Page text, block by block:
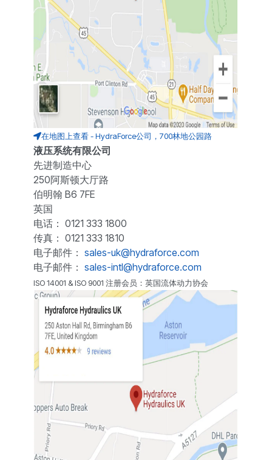
在地图上查看 - HydraForce公司，700林地公园路
液压系统有限公司
先进制造中心
250阿斯顿大厅路
伯明翰 B6 7FE
英国
电话： 0121 333 1800
传真： 0121 333 1810
电子邮件： sales-uk@hydraforce.com
电子邮件： sales-intl@hydraforce.com
ISO 14001 & ISO 9001 注册会员：英国流体动力协会